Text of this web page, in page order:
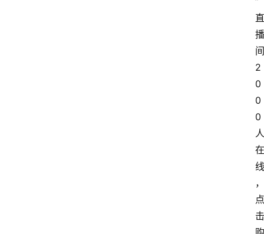
直
播
间
2
0
0
0
人
在
线
，
点
击